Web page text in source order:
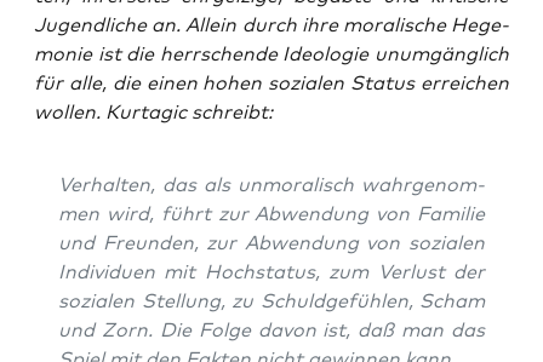
Jugend­li­che an. Allein durch ihre mora­li­sche Hege­
mo­nie ist die herr­schen­de Ideo­lo­gie unum­gäng­lich
für alle, die einen hohen sozia­len Sta­tus errei­chen
wol­len. Kur­ta­gic schreibt:
Ver­hal­ten, das als unmo­ra­lisch wahr­ge­nom­
men wird, führt zur Abwen­dung von Fami­lie
und Freun­den, zur Abwen­dung von sozia­len
Indi­vi­du­en mit Hoch­sta­tus, zum Ver­lust der
sozia­len Stel­lung, zu Schuld­ge­füh­len, Scham
und Zorn. Die Fol­ge davon ist, daß man das